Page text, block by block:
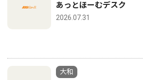
あっとほーむデスク
2026.07.31
大和